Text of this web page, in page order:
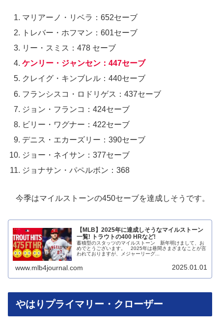
マリアーノ・リベラ：652セーブ
トレバー・ホフマン：601セーブ
リー・スミス：478 セーブ
ケンリー・ジャンセン：447セーブ
クレイグ・キンブレル：440セーブ
フランシスコ・ロドリゲス：437セーブ
ジョン・フランコ：424セーブ
ビリー・ワグナー：422セーブ
デニス・エカーズリー：390セーブ
ジョー・ネイサン：377セーブ
ジョナサン・パペルボン：368
今季はマイルストーンの450セーブを達成しそうです。
【MLB】2025年に達成しそうなマイルストーン
一覧! トラウトの400 HRなど!
蓄積型のスタッツのマイルストーン 新年明けまして、お
めでとうございます。 2025年は巷間さまざまなことが言
われておりますが、メジャーリーグ...
www.mlb4journal.com 2025.01.01
やはりプライマリー・クローザー